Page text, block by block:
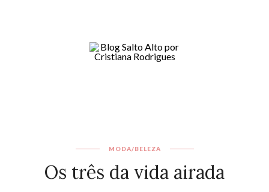
MODA/BELEZA
Os três da vida airada